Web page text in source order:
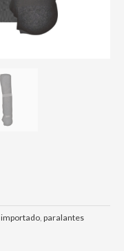
importado paralantes